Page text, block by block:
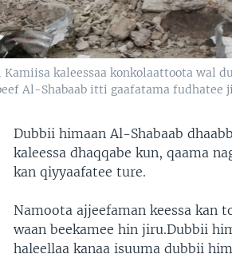
Kamiisa kaleessaa konkolaattoota wal
Al-Shabaab itti gaafatama fudhatee
Dubbii himaan Al-Shabaab
kaleessa dhaqqabe kun, qaama
kan qiyyaafatee ture.
Namoota ajjeefaman keessa kan
waan beekamee hin jiru.Dubbii
haleellaa kanaa isuuma dubbii